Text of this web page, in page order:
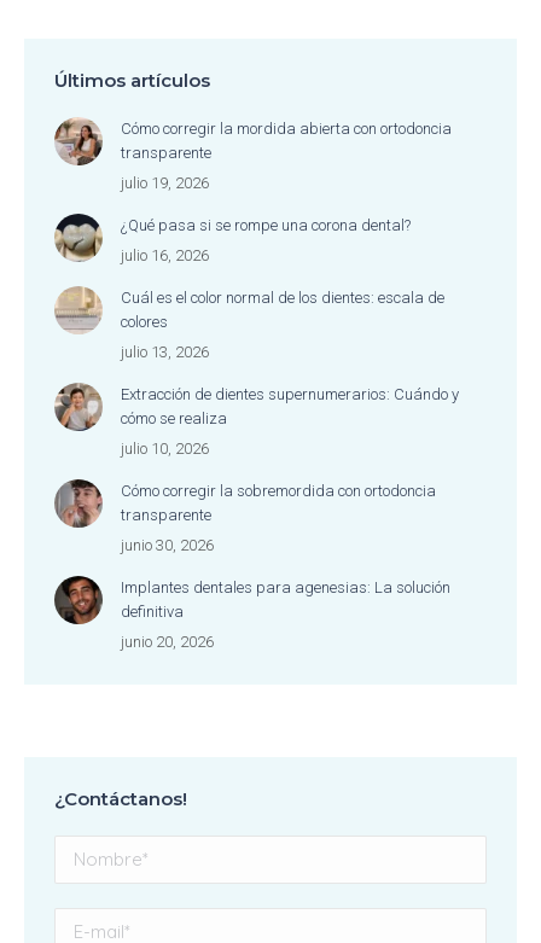
Últimos artículos
Cómo corregir la mordida abierta con ortodoncia
transparente
julio 19, 2026
¿Qué pasa si se rompe una corona dental?
julio 16, 2026
Cuál es el color normal de los dientes: escala de
colores
julio 13, 2026
Extracción de dientes supernumerarios: Cuándo y
cómo se realiza
julio 10, 2026
Cómo corregir la sobremordida con ortodoncia
transparente
junio 30, 2026
Implantes dentales para agenesias: La solución
definitiva
junio 20, 2026
¿Contáctanos!